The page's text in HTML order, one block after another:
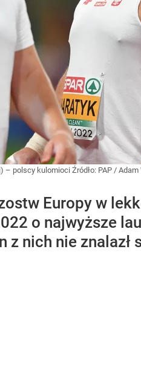
– polscy kulomioci Źródło: PAP / Adam
Europy w
o najwyższe
nich nie znalazł